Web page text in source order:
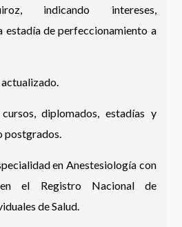
indicando intereses,
estadía de perfeccionamiento a
diplomados, estadías y
postgrados.
en Anestesiología con
el Registro Nacional de
de Salud.